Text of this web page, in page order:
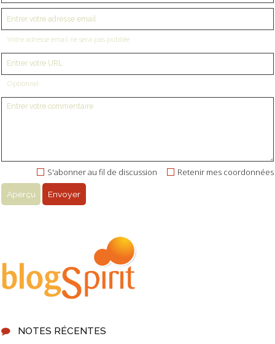
NOTES RÉCENTES
Votre adresse email ne sera pas publiée
Optionnel
Retenir mes coordonnées
S'abonner au fil de discussion